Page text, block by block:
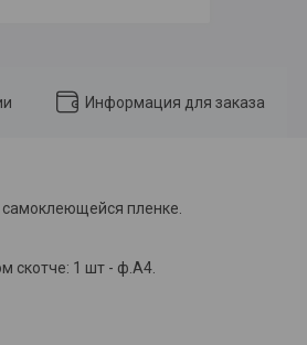
Информация для заказа
пленке.
скотче: 1 шт - ф.А4.